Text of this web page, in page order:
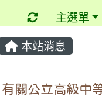
重新取得佈
主選單
本站消息
有關公立高級中